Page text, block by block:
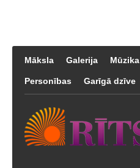
Māksla Galerija Mūzika
Personības Garīgā dzīve